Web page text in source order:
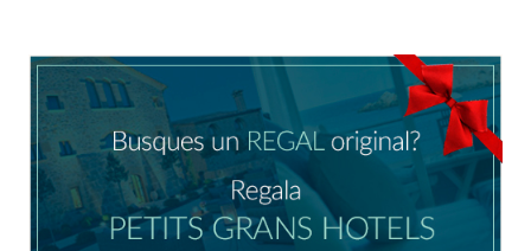
Ubicació/nom de l'hotel
CA ES EN